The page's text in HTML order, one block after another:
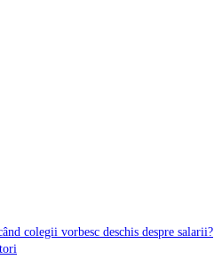
colegii vorbesc deschis despre salarii?